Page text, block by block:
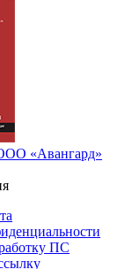
«Авангард»
ПС